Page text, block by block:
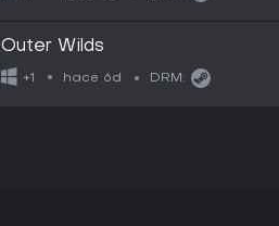
Outer Wilds
+1 hace 6d DRM: